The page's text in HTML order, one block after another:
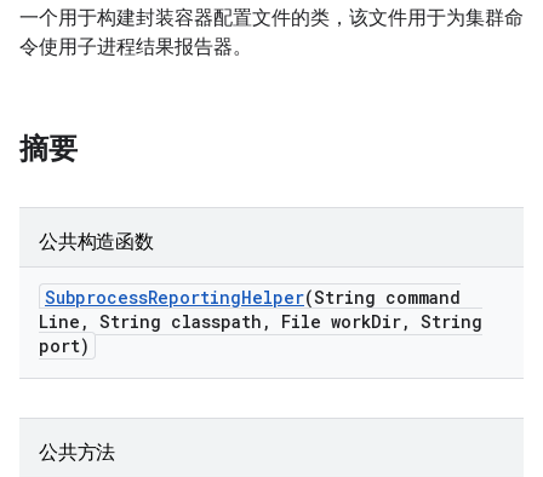
一个用于构建封装容器配置文件的类，该文件用于为集群命
令使用子进程结果报告器。
摘要
公共构造函数
SubprocessReportingHelper(String command
Line , String classpath , File workDir, String
port)
公共方法